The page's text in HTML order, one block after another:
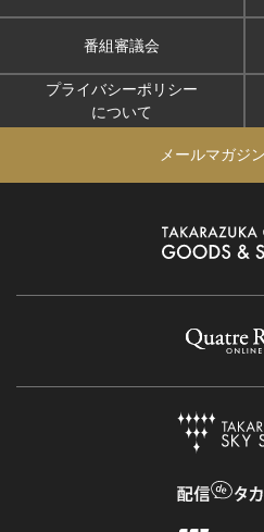
番組審議会
プライバシーポリシー
について
メールマガジ